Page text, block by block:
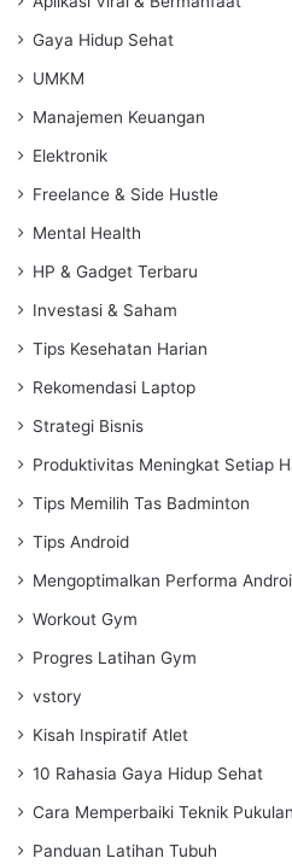
Gaya Hidup Sehat
UMKM
Manajemen Keuangan
Elektronik
Freelance & Side Hustle
Mental Health
HP & Gadget Terbaru
Investasi & Saham
Tips Kesehatan Harian
Rekomendasi Laptop
Strategi Bisnis
Produktivitas Meningkat Setiap
Tips Memilih Tas Badminton
Tips Android
Mengoptimalkan Performa
Workout Gym
Progres Latihan Gym
vstory
Kisah Inspiratif Atlet
10 Rahasia Gaya Hidup Sehat
Cara Memperbaiki Teknik Pukulan
Panduan Latihan Tubuh